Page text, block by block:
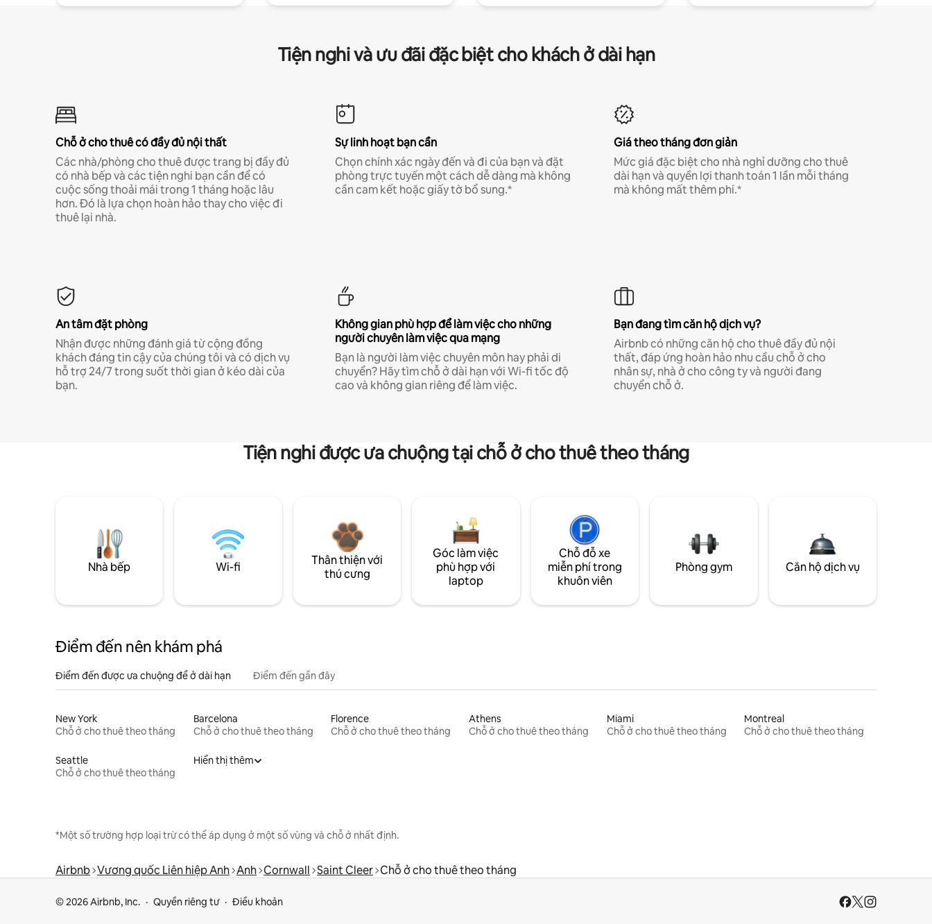
Tiện nghi và ưu đãi đặc biệt cho khách ở dài hạn
Chỗ ở cho thuê có đầy đủ nội thất
Các nhà/phòng cho thuê được trang bị đầy đủ
có nhà bếp và các tiện nghi bạn cần để có
cuộc sống thoải mái trong 1 tháng hoặc lâu
hơn. Đó là lựa chọn hoàn hảo thay cho việc đi
thuê lại nhà.
Sự linh hoạt bạn cần
Chọn chính xác ngày đến và đi của bạn và đặt
phòng trực tuyến một cách dễ dàng mà không
cần cam kết hoặc giấy tờ bổ sung.*
Giá theo tháng đơn giản
Mức giá đặc biệt cho nhà nghỉ dưỡng cho thuê
dài hạn và quyền lợi thanh toán 1 lần mỗi tháng
mà không mất thêm phí.*
An tâm đặt phòng
Nhận được những đánh giá từ cộng đồng
khách đáng tin cậy của chúng tôi và có dịch vụ
hỗ trợ 24/7 trong suốt thời gian ở kéo dài của
bạn.
Không gian phù hợp để làm việc cho những
người chuyên làm việc qua mạng
Bạn là người làm việc chuyên môn hay phải di
chuyển? Hãy tìm chỗ ở dài hạn với Wi-fi tốc độ
cao và không gian riêng để làm việc.
Bạn đang tìm căn hộ dịch vụ?
Airbnb có những căn hộ cho thuê đầy đủ nội
thất, đáp ứng hoàn hảo nhu cầu chỗ ở cho
nhân sự, nhà ở cho công ty và người đang
chuyển chỗ ở.
Tiện nghi được ưa chuộng tại chỗ ở cho thuê theo tháng
Nhà bếp Wi-fi
Thân thiện với
thú cưng
Góc làm việc
phù hợp với
laptop
Chỗ đỗ xe
miễn phí trong
khuôn viên
Phòng gym Căn hộ dịch vụ
Điểm đến nên khám phá
Điểm đến được ưa chuộng để ở dài hạn Điểm đến gần đây
New York
Chỗ ở cho thuê theo tháng
Barcelona
Chỗ ở cho thuê theo tháng
Florence
Chỗ ở cho thuê theo tháng
Athens
Chỗ ở cho thuê theo tháng
Miami
Chỗ ở cho thuê theo tháng
Montreal
Chỗ ở cho thuê theo tháng
Seattle
Chỗ ở cho thuê theo tháng
Hiển thị thêm
*Một số trường hợp loại trừ có thể áp dụng ở một số vùng và chỗ ở nhất định.
Airbnb Vương quốc Liên hiệp Anh Anh Cornwall Saint Cleer Chỗ ở cho thuê theo tháng
© 2026 Airbnb, Inc. Quyền riêng tư Điều khoản